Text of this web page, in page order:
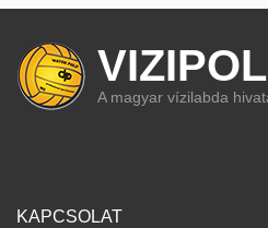
A magyar vízilabda
KAPCSOLAT